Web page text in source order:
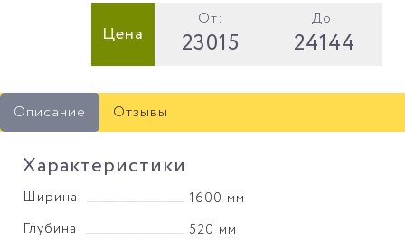
Цена
От:
23015
До:
24144
Описание Отзывы
Характеристики
Ширина
1600 мм
Глубина
520 мм